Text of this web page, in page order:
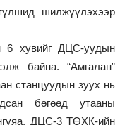
шилжүүлэхээр
6 хувийг ДЦС-уудын
байна. “Амгалан”
станцуудын зуух нь
бөгөөд утааны
ДЦС-3 ТӨХК-ийн